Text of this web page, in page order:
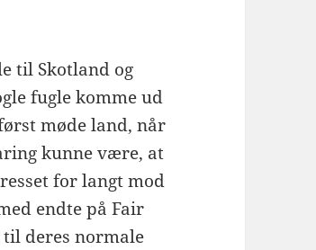
til Skotland og
fugle komme ud
møde land, når
kunne være, at
for langt mod
endte på Fair
deres normale